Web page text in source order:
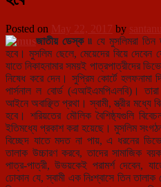
Posted on May 22, 2017 by
জাতীয় ডেস্ক ৷৷ যে মুসলিমরা তিন
হবে। মুসলিম ছেলে, মেয়েদের বিয়ে দেবেন
যাতে নিকাহনামার সময়ই পাত্রপাত্রীদের
নিষেধ করে দেন। সুপ্রিম কোর্টে হলফনামা
পার্সনাল ল বোর্ড (এআইএমপিএলবি)।
আইনে অবাঞ্ছিত প্রথা। স্বামী, স্ত্রীর মধ্যে
হবে। শরিয়তের মৌলিক বৈশিষ্ঠ্যগুলি
ইতিমধ্যে প্রকাশ করা হয়েছে। মুসলিম
বিচ্ছেদ যাতে মদত না পায়, এ ধরনের
তালাক উচ্চারণ করবে, তাদের সামাজিক
পাত্র-পাত্রী, উভয়কেই পরামর্শ দেবেন,
ঢোকান যে, স্বামী এক নিঃশ্বাসে তিন